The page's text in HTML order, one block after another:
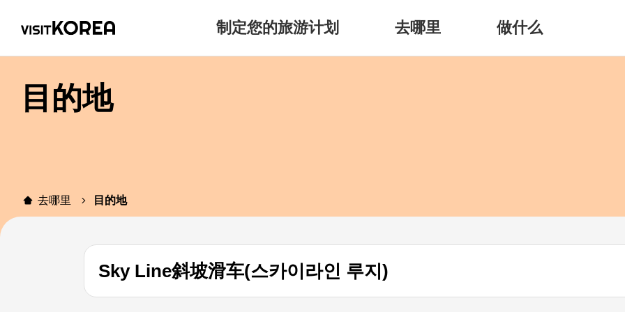
制定您的旅游计划 去哪里 做什么
目的地
去哪里 目的地
Sky Line斜坡滑车(스카이라인 루지)